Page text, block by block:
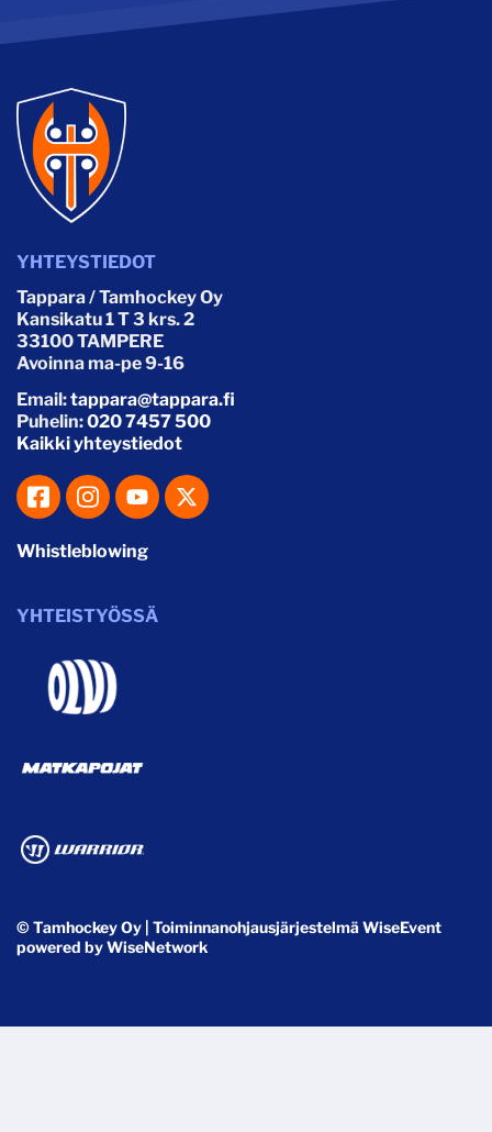
YHTEYSTIEDOT
Tappara / Tamhockey Oy
Kansikatu 1 T 3 krs. 2
33100 TAMPERE
Avoinna ma-pe 9-16
Email:tappara@tappara.fi
Puhelin:020 7457 500
Kaikki yhteystiedot
Whistleblowing
YHTEISTYÖSSÄ
© Tamhockey Oy | ToiminnanohjausjärjestelmäWiseEvent
powered byWiseNetwork